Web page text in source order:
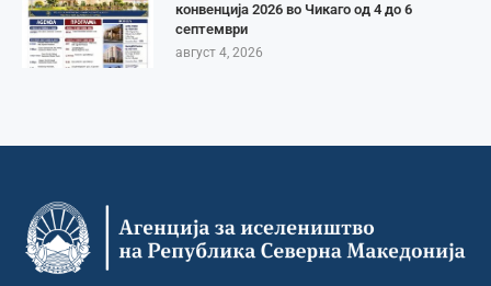
конвенција 2026 во Чикаго од 4 до 6
септември
август 4, 2026